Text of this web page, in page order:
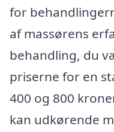
for
af massørens
behandling, du
priserne for en
400 og 800
kan udkørende